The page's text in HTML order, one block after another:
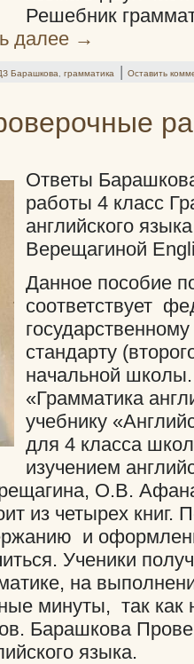
Решебник
далее →
Барашкова грамматика | Оставить
Ответы
работы 4 класс
английского
Верещагиной
Данное пособие
соответствует
стандарту
начальной
«Грамматика
учебнику
для 4 класса
изучением
О.В.
из четырех книг.
и
Ученики
на
минуты, так как
Барашкова
языка.